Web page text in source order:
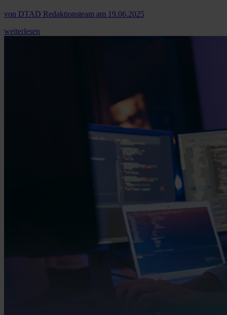
von DTAD Redaktionsteam am 19.06.2025
weiterlesen